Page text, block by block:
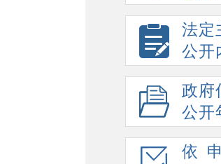
法定
公开
政府
公开
依